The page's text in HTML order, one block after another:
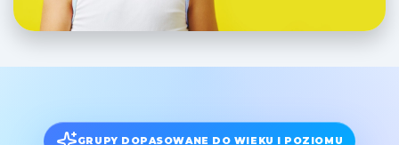
GRUPY DOPASOWANE DO WIEKU I POZIOMU